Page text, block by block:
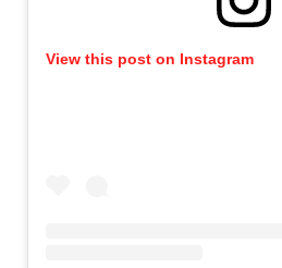
View this post on Instagram